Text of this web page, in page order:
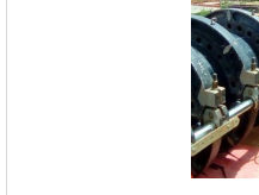
fixação na base, a
descarga, e a conexão com
processo complexo que
planejamento e o projeto até a
O aço carbono, com suas
acessível, é uma escolha
Nofor, empresa nacional
fornecimento de
ampla gama de
industrial. Com atuação em
diversos países, a Nofor
qualidade e o excelente